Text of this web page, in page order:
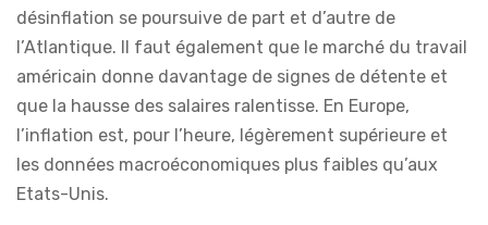
désinflation se poursuive de part et d’autre de
l’Atlantique. Il faut également que le marché du travail
américain donne davantage de signes de détente et
que la hausse des salaires ralentisse. En Europe,
l’inflation est, pour l’heure, légèrement supérieure et
les données macroéconomiques plus faibles qu’aux
Etats-Unis.